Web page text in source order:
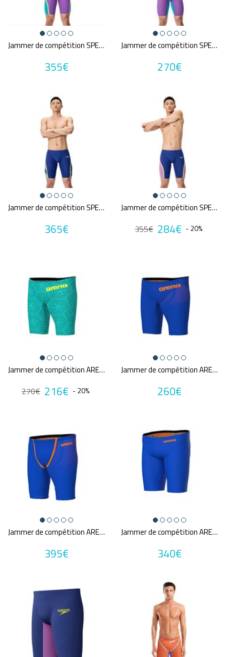
55 70
Une question sur ma taille ?
Promotions
A partir de :
ARENA SPEEDO
Jammer de compétition SPEEDO FS LZR PURE INTENT 2.0 PUR/TUR
355€
Jammer de compétition SPEEDO FS LZR PURE VALOR 2.0 PUR/TUR
270€
Jammer de compétition SPEEDO FS LZR PURE INTENT 2.0 PRINTED NAV/MUL
365€
Jammer de compétition SPEEDO FS LZR PURE INTENT 2.0 NAV/PUR
355€ 284€ - 20%
Jammer de compétition ARENA POWERSKIN CARBON AIR2 WATER MAZE
270€ 216€ - 20%
Jammer de compétition ARENA POWERSKIN CARBON AIR2 NEON BLAZE
260€
Jammer de compétition ARENA POWERSKIN PRIMO NEON BLAZE
395€
Jammer de compétition ARENA POWERSKIN VELOCE NEON BLAZE
340€